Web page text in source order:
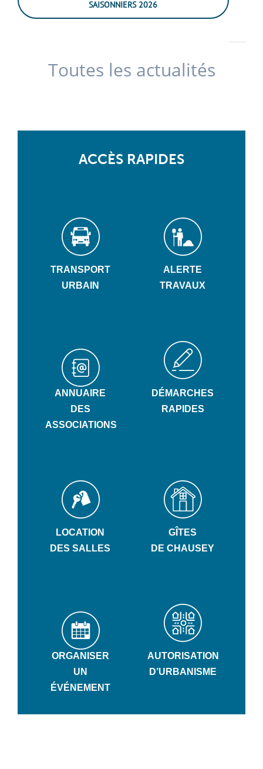
SAISONNIERS 2026
Toutes les actualités
ACCÈS RAPIDES
TRANSPORT
URBAIN
ALERTE
TRAVAUX
ANNUAIRE
DES
ASSOCIATIONS
DÉMARCHES
RAPIDES
LOCATION
DES SALLES
GÎTES
DE CHAUSEY
ORGANISER
UN
ÉVÉNEMENT
AUTORISATION
D’URBANISME